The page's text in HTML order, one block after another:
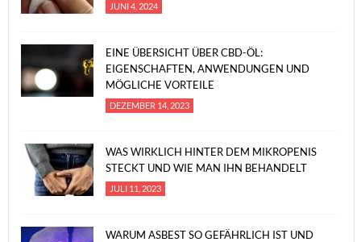
JUNI 4, 2024
EINE ÜBERSICHT ÜBER CBD-ÖL:
EIGENSCHAFTEN, ANWENDUNGEN UND
MÖGLICHE VORTEILE
DEZEMBER 14, 2023
WAS WIRKLICH HINTER DEM MIKROPENIS
STECKT UND WIE MAN IHN BEHANDELT
JULI 11, 2023
WARUM ASBEST SO GEFÄHRLICH IST UND